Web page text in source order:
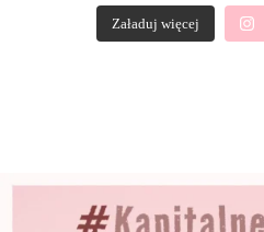
Załaduj więcej